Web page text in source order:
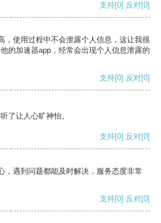
支持[0] 反对[0]
，使用过程中不会泄露个人信息，这让我很
的加速器app，经常会出现个人信息泄露的
支持[0] 反对[0]
了让人心旷神怡。
支持[0] 反对[0]
，遇到问题都能及时解决，服务态度非常
支持[0] 反对[0]